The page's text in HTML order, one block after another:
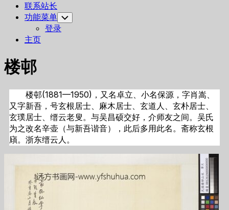
联系站长
功能菜单 Toggle
Child
Menu
登录
主页
楼邨
楼邨(1881—1950)，又名卓立、小名保源，字肖嵩、
又字新吾，号玄根居士、麻木居士、玄道人、玄朴居士、
玄璞居士、缙云老叟。与吴昌硕交好，介师友之间。吴氏
为之改名辛壶（与新吾谐音），此后多用此名。斋称玄根
廎。浙东缙云人。